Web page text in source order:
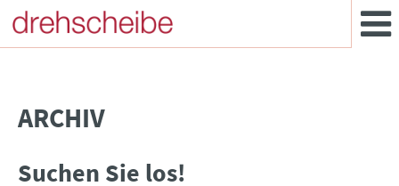
ARCHIV
Suchen Sie los!